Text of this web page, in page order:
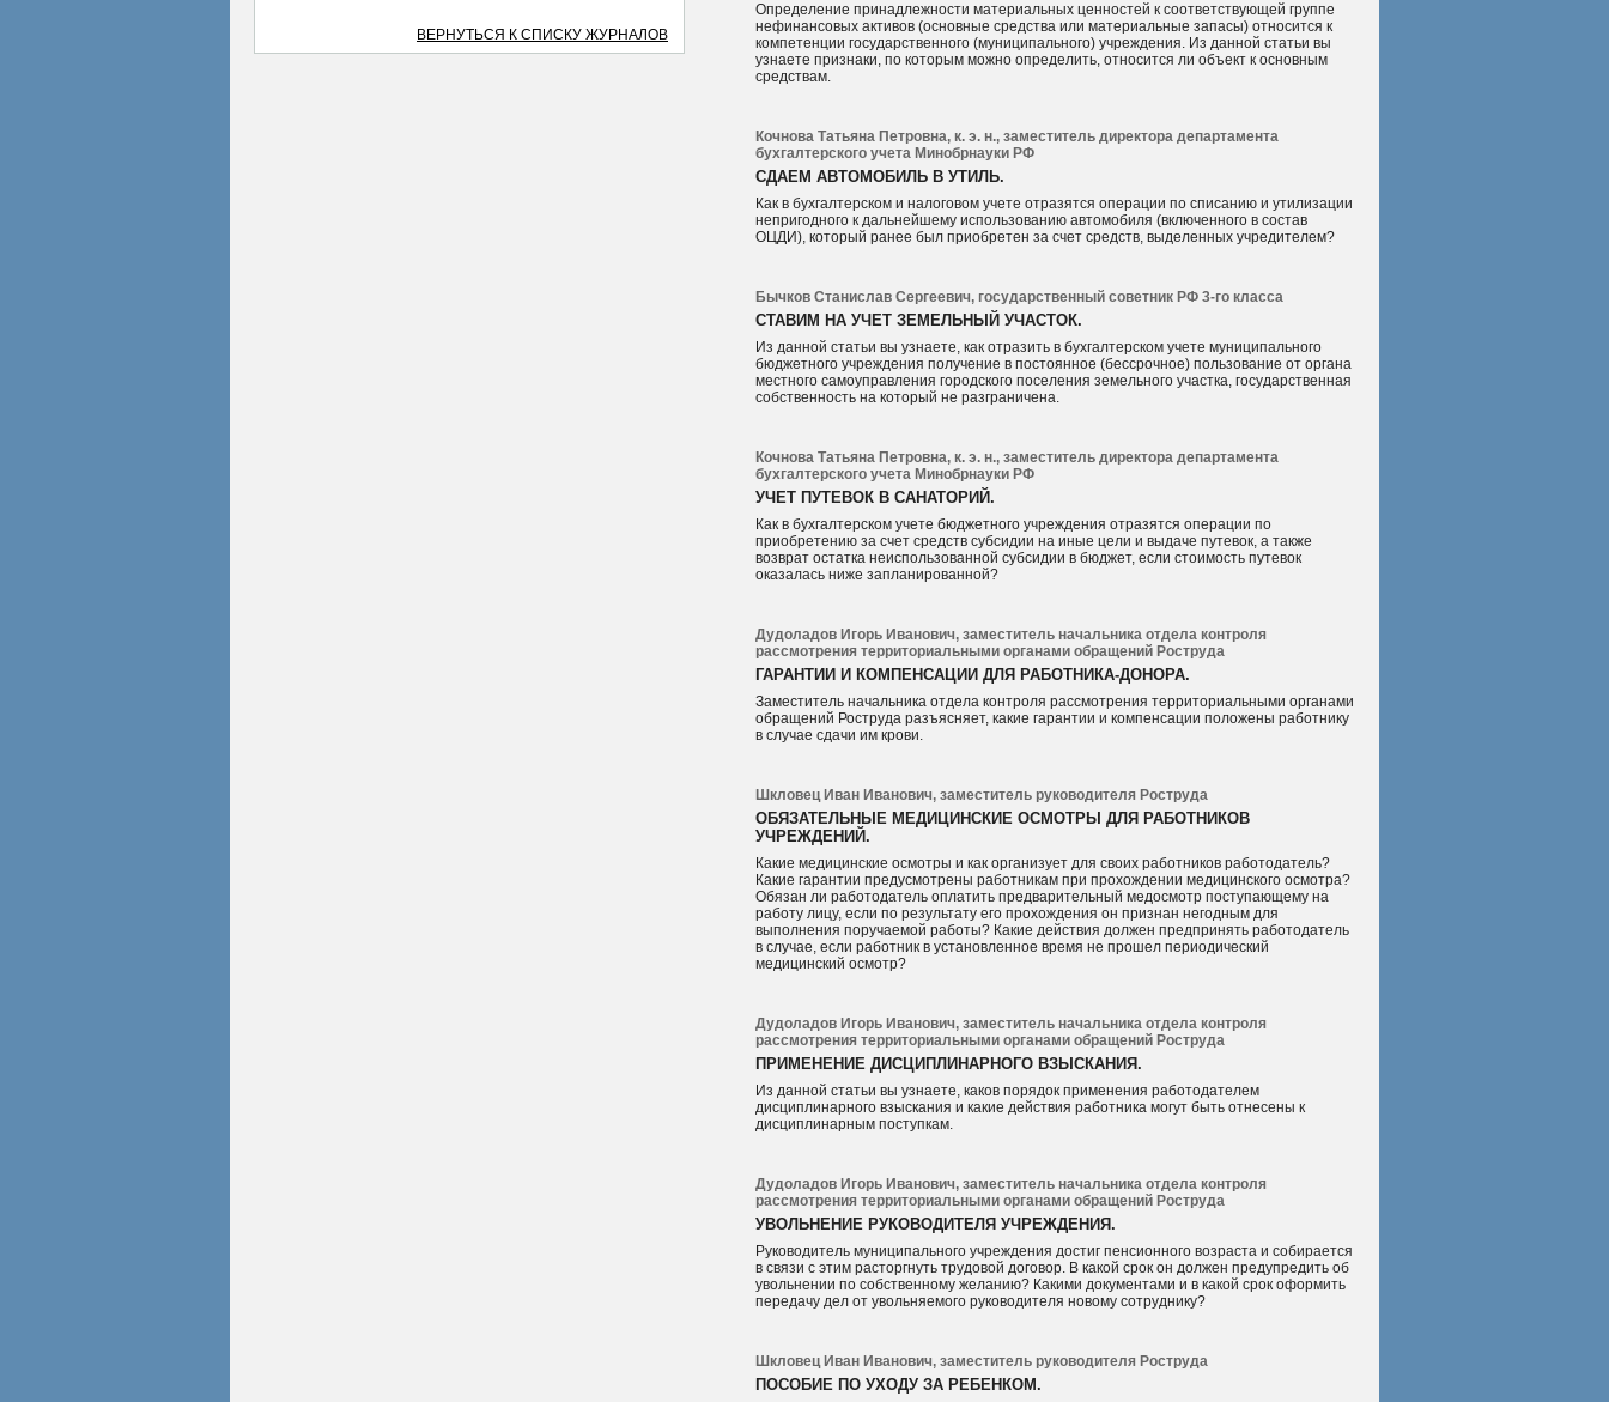
ВЕРНУТЬСЯ К СПИСКУ ЖУРНАЛОВ
Определение принадлежности материальных ценностей к соответствующей группе
нефинансовых активов (основные средства или материальные запасы) относится к
компетенции государственного (муниципального) учреждения. Из данной статьи вы
узнаете признаки, по которым можно определить, относится ли объект к основным
средствам.
Кочнова Татьяна Петровна, к. э. н., заместитель директора департамента
бухгалтерского учета Минобрнауки РФ
СДАЕМ АВТОМОБИЛЬ В УТИЛЬ.
Как в бухгалтерском и налоговом учете отразятся операции по списанию и утилизации
непригодного к дальнейшему использованию автомобиля (включенного в состав
ОЦДИ), который ранее был приобретен за счет средств, выделенных учредителем?
Бычков Станислав Сергеевич, государственный советник РФ 3‐го класса
СТАВИМ НА УЧЕТ ЗЕМЕЛЬНЫЙ УЧАСТОК.
Из данной статьи вы узнаете, как отразить в бухгалтерском учете муниципального
бюджетного учреждения получение в постоянное (бессрочное) пользование от органа
местного самоуправления городского поселения земельного участка, государственная
собственность на который не разграничена.
Кочнова Татьяна Петровна, к. э. н., заместитель директора департамента
бухгалтерского учета Минобрнауки РФ
УЧЕТ ПУТЕВОК В САНАТОРИЙ.
Как в бухгалтерском учете бюджетного учреждения отразятся операции по
приобретению за счет средств субсидии на иные цели и выдаче путевок, а также
возврат остатка неиспользованной субсидии в бюджет, если стоимость путевок
оказалась ниже запланированной?
Дудоладов Игорь Иванович, заместитель начальника отдела контроля
рассмотрения территориальными органами обращений Роструда
ГАРАНТИИ И КОМПЕНСАЦИИ ДЛЯ РАБОТНИКА-ДОНОРА.
Заместитель начальника отдела контроля рассмотрения территориальными органами
обращений Роструда разъясняет, какие гарантии и компенсации положены работнику
в случае сдачи им крови.
Шкловец Иван Иванович, заместитель руководителя Роструда
ОБЯЗАТЕЛЬНЫЕ МЕДИЦИНСКИЕ ОСМОТРЫ ДЛЯ РАБОТНИКОВ
УЧРЕЖДЕНИЙ.
Какие медицинские осмотры и как организует для своих работников работодатель?
Какие гарантии предусмотрены работникам при прохождении медицинского осмотра?
Обязан ли работодатель оплатить предварительный медосмотр поступающему на
работу лицу, если по результату его прохождения он признан негодным для
выполнения поручаемой работы? Какие действия должен предпринять работодатель
в случае, если работник в установленное время не прошел периодический
медицинский осмотр?
Дудоладов Игорь Иванович, заместитель начальника отдела контроля
рассмотрения территориальными органами обращений Роструда
ПРИМЕНЕНИЕ ДИСЦИПЛИНАРНОГО ВЗЫСКАНИЯ.
Из данной статьи вы узнаете, каков порядок применения работодателем
дисциплинарного взыскания и какие действия работника могут быть отнесены к
дисциплинарным поступкам.
Дудоладов Игорь Иванович, заместитель начальника отдела контроля
рассмотрения территориальными органами обращений Роструда
УВОЛЬНЕНИЕ РУКОВОДИТЕЛЯ УЧРЕЖДЕНИЯ.
Руководитель муниципального учреждения достиг пенсионного возраста и собирается
в связи с этим расторгнуть трудовой договор. В какой срок он должен предупредить об
увольнении по собственному желанию? Какими документами и в какой срок оформить
передачу дел от увольняемого руководителя новому сотруднику?
Шкловец Иван Иванович, заместитель руководителя Роструда
ПОСОБИЕ ПО УХОДУ ЗА РЕБЕНКОМ.